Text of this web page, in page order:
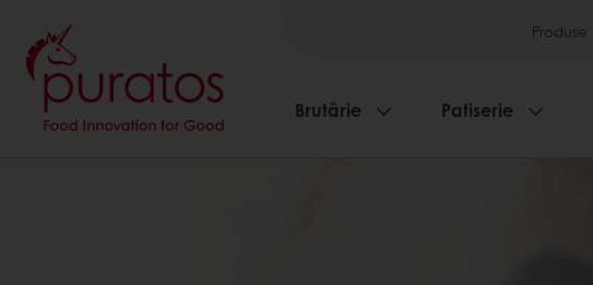
Produse
Brutărie Patiserie